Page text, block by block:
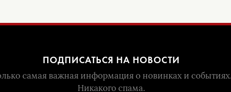
ПОДПИСАТЬСЯ НА НОВОСТИ
самая важная информация о новинках и событиях.
Никакого спама.